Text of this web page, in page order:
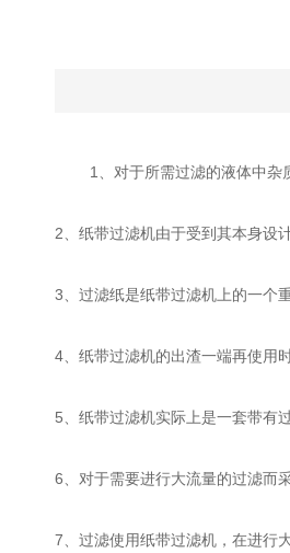
1、对于所需过滤的液体中
2、纸带过滤机由于受到其本身设
3、过滤纸是纸带过滤机上的一个
4、纸带过滤机的出渣一端再使用
5、纸带过滤机实际上是一套带有
6、对于需要进行大流量的过滤而
7、过滤使用纸带过滤机，在进行